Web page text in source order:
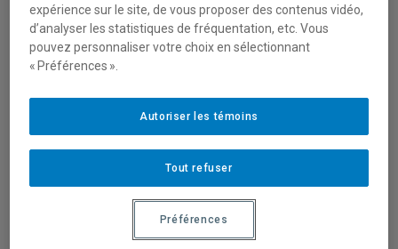
Rachid Bagoui, professeur à l’Université
Laurentienne, vous invite à déposer une
proposition d’articles pour la revueL’Autre
aux chercheurs-euses et aux acteurs de
terrain visant à recueillir des articles sur les
cultures locales.
au débat sur le lien entre le contexte de «
mondialisation » et les cultures populaires
expérience sur le site, de vous proposer des contenus vidéo,
d’analyser les statistiques de fréquentation, etc. Vous
pouvez personnaliser votre choix en sélectionnant
« Préférences ».
Tout refuser
Autoriser les témoins
Préférences